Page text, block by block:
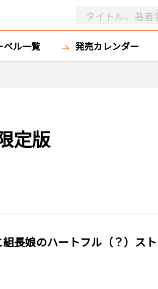
ベル一覧 発売カレンダー
定版
長娘のハートフル（？）ス